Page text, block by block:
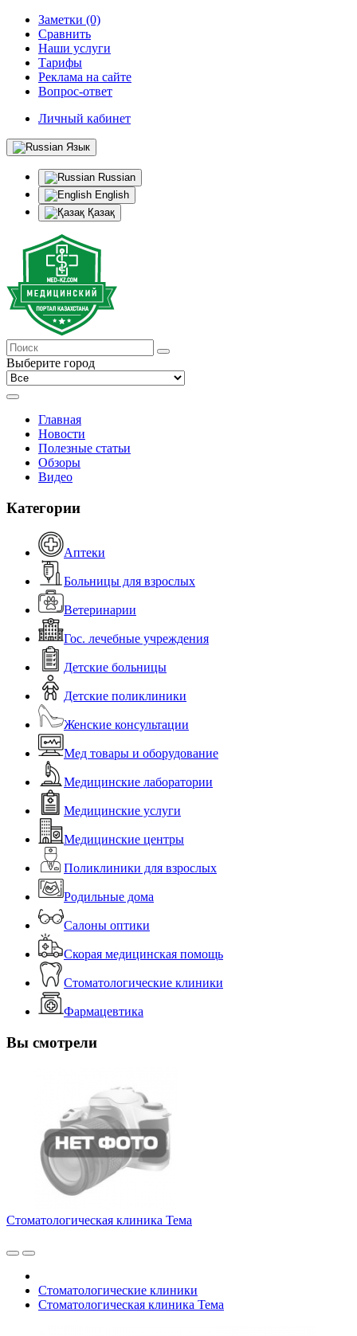
Заметки (0)
Сравнить
Наши услуги
Тарифы
Реклама на сайте
Вопрос-ответ
Личный кабинет
Язык
Russian
English
Қазақ
Выберите город
Главная
Новости
Полезные статьи
Обзоры
Видео
Категории
Аптеки
Больницы для взрослых
Ветеринарии
Гос. лечебные учреждения
Детские больницы
Детские поликлиники
Женские консультации
Мед товары и оборудование
Медицинские лаборатории
Медицинские услуги
Медицинские центры
Поликлиники для взрослых
Родильные дома
Салоны оптики
Скорая медицинская помощь
Стоматологические клиники
Фармацевтика
Вы смотрели
Стоматологическая клиника Тема
Стоматологические клиники
Стоматологическая клиника Тема